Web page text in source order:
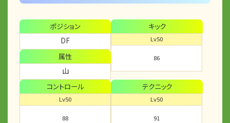
ポジション
DF
属性
山
キック
Lv50
86
コントロール
Lv50
88
テクニック
Lv50
91